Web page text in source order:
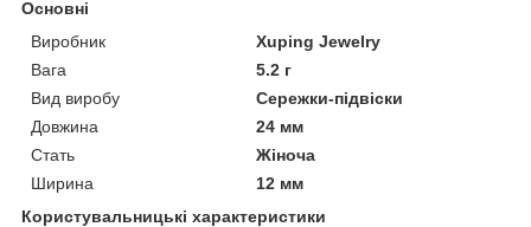
Основні
Виробник
Xuping Jewelry
Вага
5.2 г
Вид виробу
Сережки-підвіски
Довжина
24 мм
Стать
Жіноча
Ширина
12 мм
Користувальницькі характеристики